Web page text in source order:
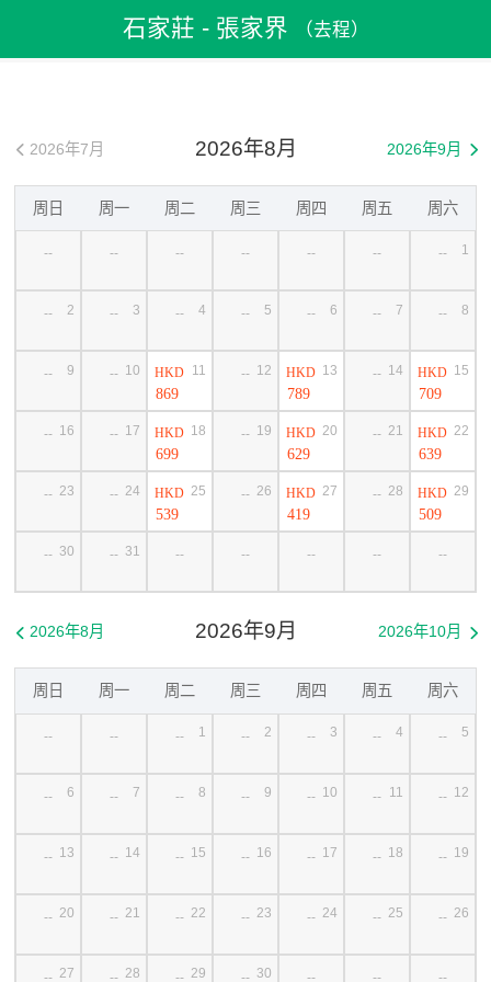
> 中國機票
石家莊到張家界機票石家莊 - 張家界 （去程）
2026年8月
 2026年7月 2026年9月 
周日 周一 周二 周三 周四 周五 周六
-- -- -- -- -- -- -- 1
-- 2 -- 3 -- 4 -- 5 -- 6 -- 7 -- 8
-- 9 -- 10 HKD
869
11 -- 12 HKD
789
13 -- 14 HKD
709
15
-- 16 -- 17 HKD
699
18 -- 19 HKD
629
20 -- 21 HKD
639
22
-- 23 -- 24 HKD
539
25 -- 26 HKD
419
27 -- 28 HKD
509
29
-- 30 -- 31 -- -- -- -- --
2026年9月
 2026年8月 2026年10月 
周日 周一 周二 周三 周四 周五 周六
-- -- -- 1 -- 2 -- 3 -- 4 -- 5
-- 6 -- 7 -- 8 -- 9 -- 10 -- 11 -- 12
-- 13 -- 14 -- 15 -- 16 -- 17 -- 18 -- 19
-- 20 -- 21 -- 22 -- 23 -- 24 -- 25 -- 26
-- 27 -- 28 -- 29 -- 30 -- -- --